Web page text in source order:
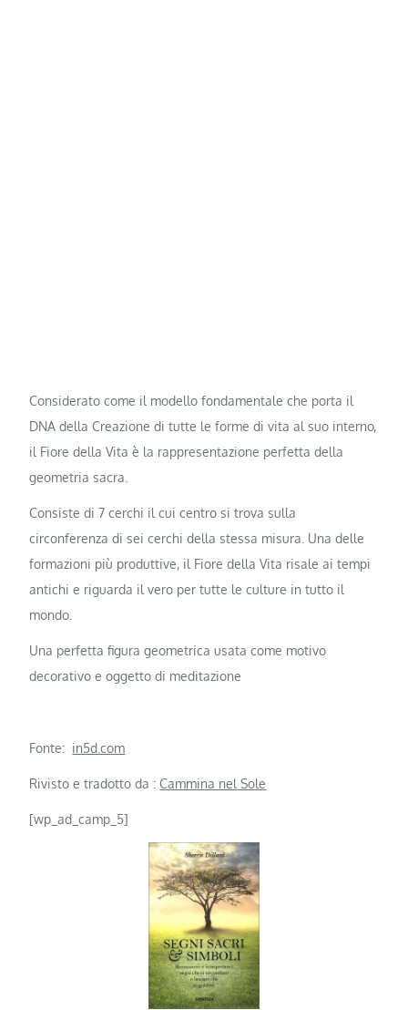
Considerato come il modello fondamentale che porta il
DNA della Creazione di tutte le forme di vita al suo interno,
il Fiore della Vita è la rappresentazione perfetta della
geometria sacra.
Consiste di 7 cerchi il cui centro si trova sulla
circonferenza di sei cerchi della stessa misura. Una delle
formazioni più produttive, il Fiore della Vita risale ai tempi
antichi e riguarda il vero per tutte le culture in tutto il
mondo.
Una perfetta figura geometrica usata come motivo
decorativo e oggetto di meditazione
Fonte: in5d.com
Rivisto e tradotto da :Cammina nel Sole
[wp_ad_camp_5]